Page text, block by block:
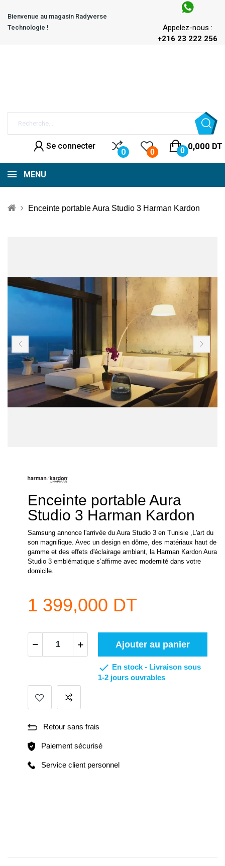
Bienvenue au magasin Radyverse
Technologie !
Appelez-nous :
+216 23 222 256
Se connecter
0 0
0,000 DT
0
MENU
Enceinte portable Aura Studio 3 Harman Kardon
Enceinte portable Aura
Studio 3 Harman Kardon
Samsung annonce l'arrivée du Aura Studio 3 en Tunisie ,L'art du
son magnifique. Avec un design en dôme, des matériaux haut de
gamme et des effets d'éclairage ambiant, la Harman Kardon Aura
Studio 3 emblématique s’affirme avec modernité dans votre
domicile.
1 399,000 DT
Ajouter au panier
 En stock - Livraison sous
1-2 jours ouvrables
Retour sans frais
Paiement sécurisé
Service client personnel